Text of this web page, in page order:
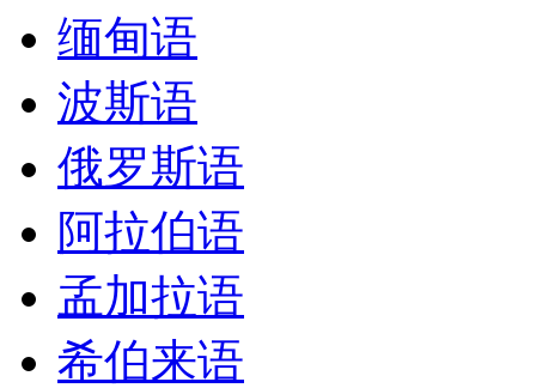
缅甸语
波斯语
俄罗斯语
阿拉伯语
孟加拉语
希伯来语